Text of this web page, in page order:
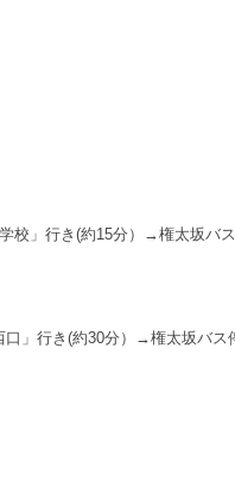
校」行き(約15分）→権太坂バ
口」行き(約30分）→権太坂バ